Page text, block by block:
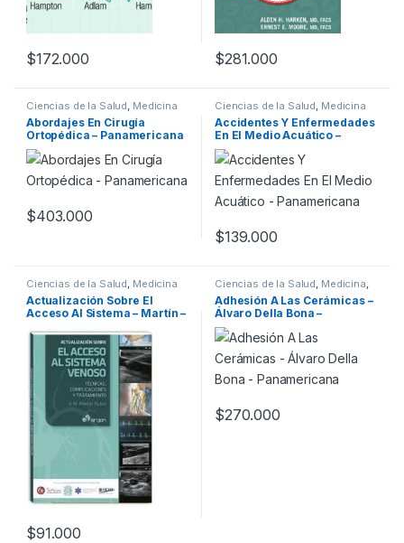
$172.000 $281.000
Ciencias de la Salud, Medicina
Abordajes En Cirugía
Ortopédica – Panamericana
$403.000
Ciencias de la Salud, Medicina
Accidentes Y Enfermedades
En El Medio Acuático –
Panamericana
$139.000
Ciencias de la Salud Medicina
Actualización Sobre El
Acceso Al Sistema – Martín –
$91.000
Ciencias de la Salud Medicina
Odontología
Adhesión A Las Cerámicas –
Álvaro Della Bona –
Panamericana
$270.000